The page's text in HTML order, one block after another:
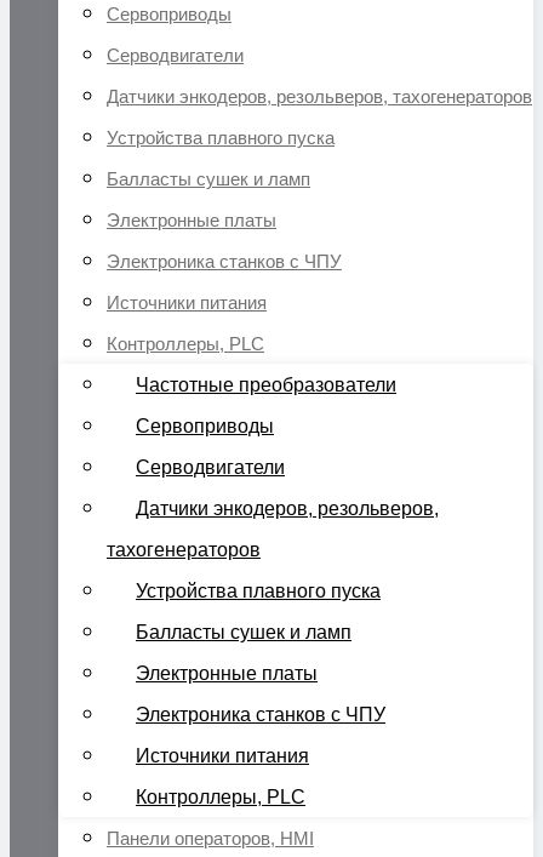
Сервоприводы
Серводвигатели
Датчики энкодеров, резольверов, тахогенераторов
Устройства плавного пуска
Балласты сушек и ламп
Электронные платы
Электроника станков с ЧПУ
Источники питания
Контроллеры, PLC
Частотные преобразователи
Сервоприводы
Серводвигатели
Датчики энкодеров, резольверов,
тахогенераторов
Устройства плавного пуска
Балласты сушек и ламп
Электронные платы
Электроника станков с ЧПУ
Источники питания
Контроллеры, PLC
Панели операторов, HMI